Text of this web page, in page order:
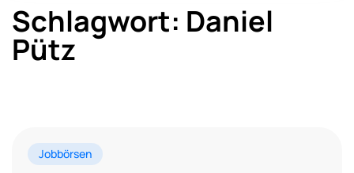
Schlagwort: Daniel
Pütz
Jobbörsen